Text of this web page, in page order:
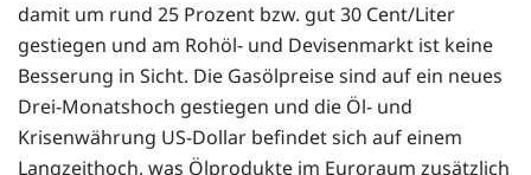
damit um rund 25 Prozent bzw. gut 30 Cent/Liter
gestiegen und am Rohöl- und Devisenmarkt ist keine
Besserung in Sicht. Die Gasölpreise sind auf ein neues
Drei-Monatshoch gestiegen und die Öl- und
Krisenwährung US-Dollar befindet sich auf einem
Langzeithoch, was Ölprodukte im Euroraum zusätzlich